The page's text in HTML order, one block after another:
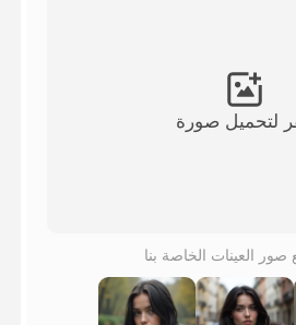
جميع القوالب
لتحميل صورة
العينات الخاصة بنا